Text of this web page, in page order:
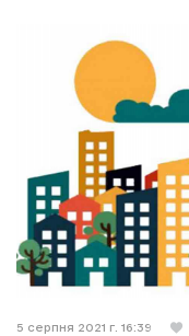
5 серпня 2021 г. 16:39